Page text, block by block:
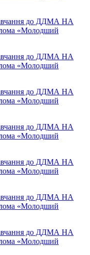
до ДДМА НА
«Молодший
до ДДМА НА
«Молодший
до ДДМА НА
«Молодший
до ДДМА НА
«Молодший
до ДДМА НА
«Молодший
до ДДМА НА
«Молодший
до ДДМА НА
«Молодший